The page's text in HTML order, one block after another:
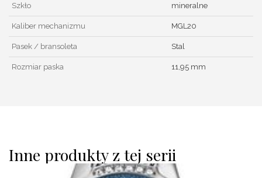
Szkło mineralne
Kaliber mechanizmu MGL20
Pasek / bransoleta Stal
Rozmiar paska 11,95 mm
Inne produkty z tej serii